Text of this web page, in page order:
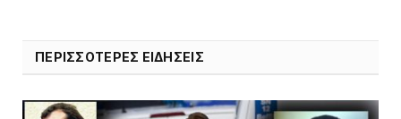
ΠΕΡΙΣΣΟΤΕΡΕΣ ΕΙΔΗΣΕΙΣ